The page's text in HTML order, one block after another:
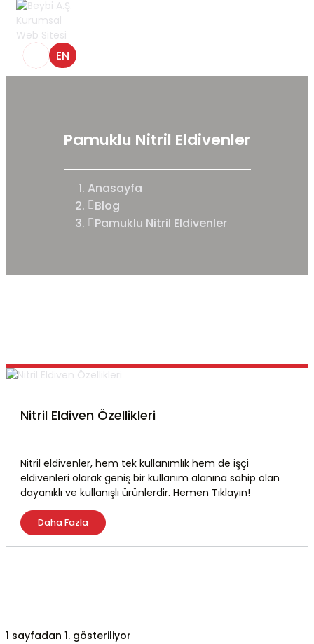
EN
Pamuklu Nitril Eldivenler
Anasayfa
Blog
Pamuklu Nitril Eldivenler
Nitril Eldiven Özellikleri
Nitril eldivenler, hem tek kullanımlık hem de işçi
eldivenleri olarak geniş bir kullanım alanına sahip olan
dayanıklı ve kullanışlı ürünlerdir. Hemen Tıklayın!
Daha Fazla
1 sayfadan 1. gösteriliyor